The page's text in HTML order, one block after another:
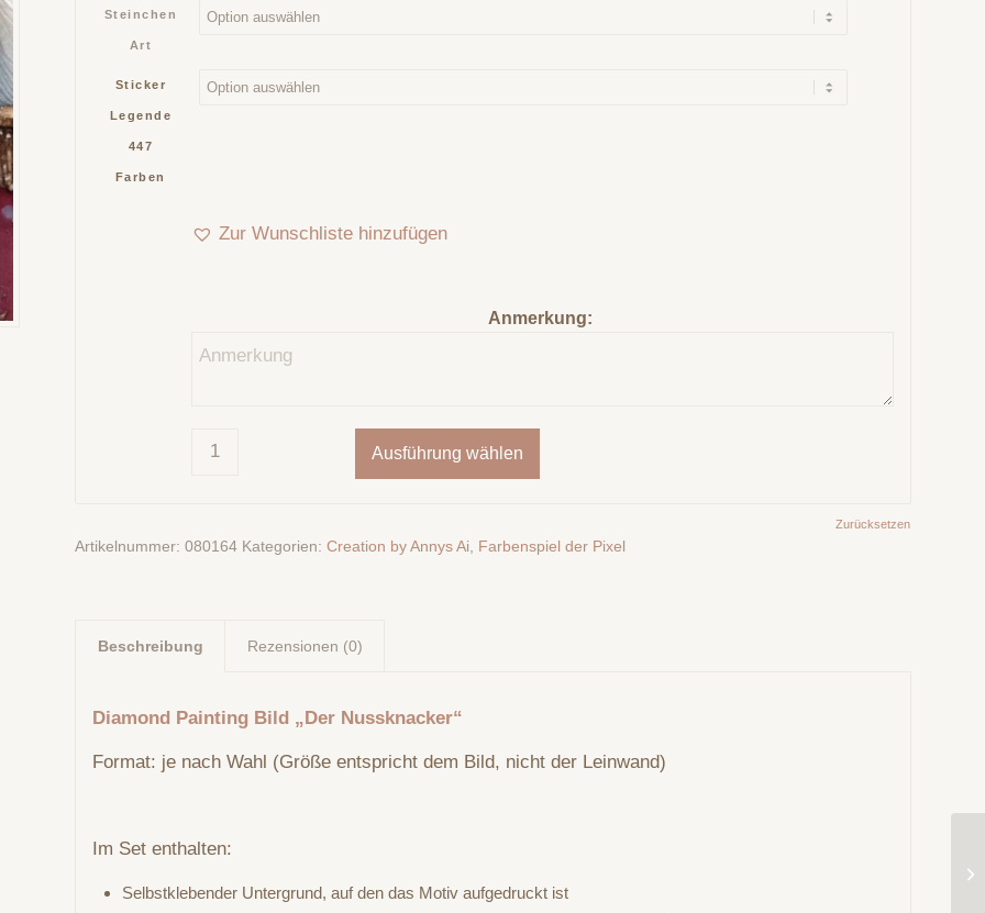
Steinchen
Art
Sticker
Legende
447
Farben
Zurücksetzen
Zur Wunschliste hinzufügen
Anmerkung:
Ausführung wählen
Artikelnummer:080164 Kategorien:Creation by Annys Ai Farbenspiel der Pixel
Beschreibung Rezensionen (0)
Diamond Painting Bild „Der Nussknacker“
Format: je nach Wahl (Größe entspricht dem Bild, nicht der Leinwand)
Im Set enthalten:
Selbstklebender Untergrund, auf den das Motiv aufgedruckt ist